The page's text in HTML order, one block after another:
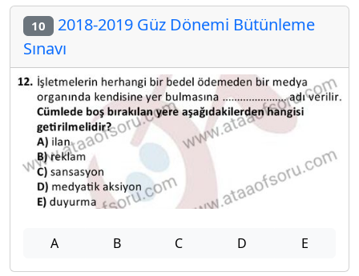
10 2018-2019 Güz Dönemi Bütünleme
Sınavı
A B C D E